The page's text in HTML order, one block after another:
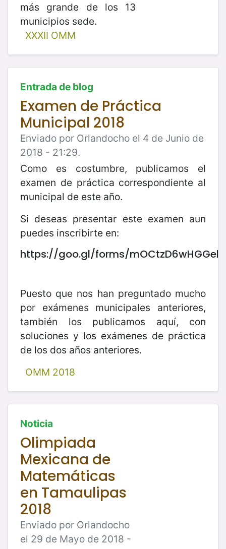
más grande de los 13
municipios sede.
XXXII OMM
Entrada de blog
Examen de Práctica
Municipal 2018
Enviado por Orlandocho el 4 de Junio de
2018 - 21:29.
Como es costumbre, publicamos el
examen de práctica correspondiente al
municipal de este año.
Si deseas presentar este examen aun
puedes inscribirte en:
https://goo.gl/forms/
Puesto que nos han preguntado mucho
por exámenes municipales anteriores,
también los publicamos aquí, con
soluciones y los exámenes de práctica
de los dos años anteriores.
OMM 2018
Noticia
Olimpiada
Mexicana de
Matemáticas
en Tamaulipas
2018
Enviado por Orlandocho
el 29 de Mayo de 2018 -